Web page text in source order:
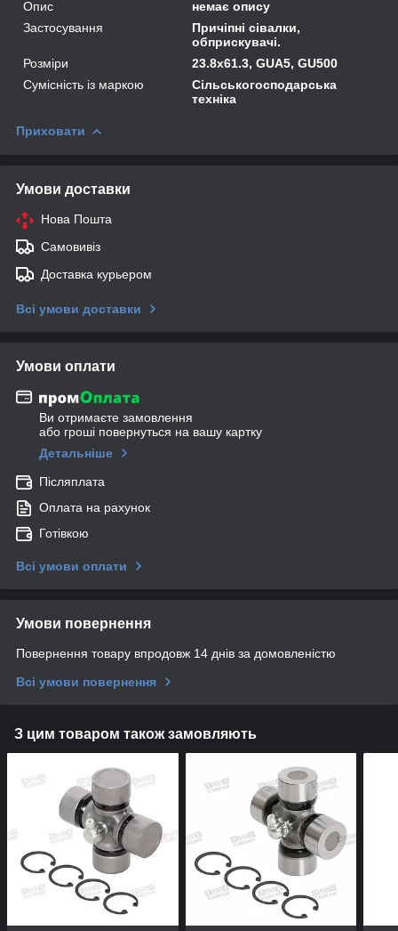
Опис
немає опису
Застосування
Причіпні сівалки,
обприскувачі.
Розміри
23.8х61.3, GUA5, GU500
Сумісність із маркою
Сільськогосподарська
техніка
Приховати
Умови доставки
Нова Пошта
Самовивіз
Доставка курьером
Всі умови доставки
Умови оплати
Ви отримаєте замовлення
або гроші повернуться на вашу картку
Детальніше
Післяплата
Оплата на рахунок
Готівкою
Всі умови оплати
Умови повернення
Повернення товару впродовж 14 днів за домовленістю
Всі умови повернення
З цим товаром також замовляють